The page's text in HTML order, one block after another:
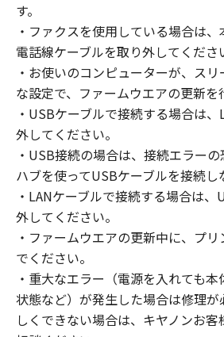
す。
・ファクスを使用している場合は
電話線ケーブルを取り外してくださ
・お使いのコンピューターが、ス
な設定で、ファームウエアの更新を
・USBケーブルで接続する場合は
外してください。
・USB接続の場合は、接続エラー
ハブを使ってUSBケーブルを接続し
・LANケーブルで接続する場合は、
外してください。
・ファームウエアの更新中に、プ
でください。
・重大なエラー（電源を入れても
状態など）が発生した場合は修理
しくできない場合は、キヤノンお